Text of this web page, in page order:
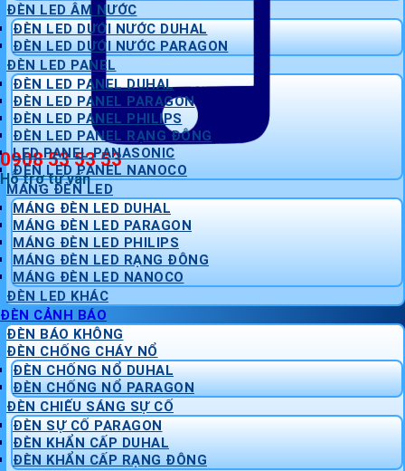
0908 53 53 53
Hỗ trợ tư vấn
ĐÈN LED ÂM NƯỚC
ĐÈN LED DƯỚI NƯỚC DUHAL
ĐÈN LED DƯỚI NƯỚC PARAGON
ĐÈN LED PANEL
ĐÈN LED PANEL DUHAL
ĐÈN LED PANEL PARAGON
ĐÈN LED PANEL PHILIPS
ĐÈN LED PANEL RẠNG ĐÔNG
LED PANEL PANASONIC
ĐÈN LED PANEL NANOCO
MÁNG ĐÈN LED
MÁNG ĐÈN LED DUHAL
MÁNG ĐÈN LED PARAGON
MÁNG ĐÈN LED PHILIPS
MÁNG ĐÈN LED RẠNG ĐÔNG
MÁNG ĐÈN LED NANOCO
ĐÈN LED KHÁC
ĐÈN CẢNH BÁO
ĐÈN BÁO KHÔNG
ĐÈN CHỐNG CHÁY NỔ
ĐÈN CHỐNG NỔ DUHAL
ĐÈN CHỐNG NỔ PARAGON
ĐÈN CHIẾU SÁNG SỰ CỐ
ĐÈN SỰ CỐ PARAGON
ĐÈN KHẨN CẤP DUHAL
ĐÈN KHẨN CẤP RẠNG ĐÔNG